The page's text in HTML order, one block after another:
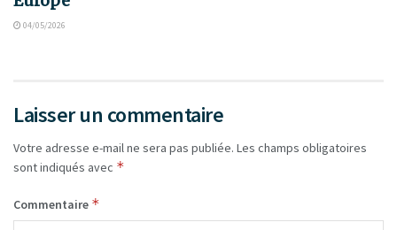
04/05/2026
Laisser un commentaire
Votre adresse e-mail ne sera pas publiée. Les champs obligatoires
sont indiqués avec *
Commentaire *